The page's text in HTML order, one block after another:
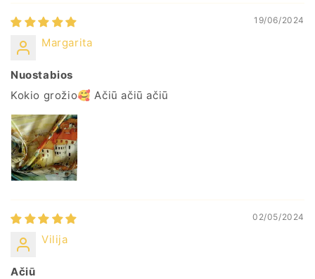
19/06/2024
Margarita
Nuostabios
Kokio grožio🥰 Ačiū ačiū ačiū
02/05/2024
Vilija
Ačiū